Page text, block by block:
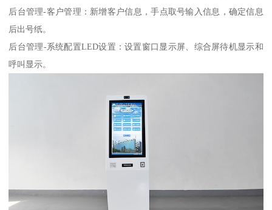
后台管理-客户管理：新增客户信息，手点取号输入信息，确定信息
后出号纸。
后台管理-系统配置LED设置：设置窗口显示屏、综合屏待机显示和
呼叫显示。